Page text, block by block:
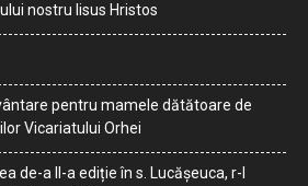
nostru Iisus Hristos
pentru mamele dătătoare de
Vicariatului Orhei
de-a II-a ediție în s. Lucășeuca, r-l